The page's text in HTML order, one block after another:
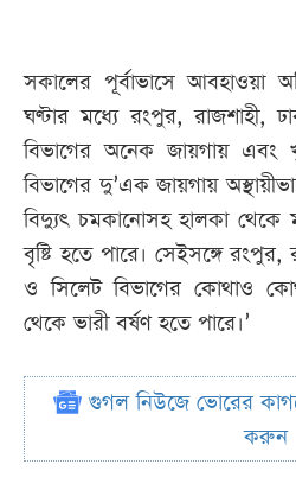
সকালের পূর্বাভাসে আবহাওয়া
ঘণ্টার মধ্যে রংপুর, রাজশাহী,
বিভাগের অনেক জায়গায় এবং
বিভাগের দু’এক জায়গায়
বিদ্যুৎ চমকানোসহ হালকা থেকে
বৃষ্টি হতে পারে। সেইসঙ্গে
ও সিলেট বিভাগের কোথাও
থেকে ভারী বর্ষণ হতে পারে।’
গুগল নিউজে ভোরের
করুন